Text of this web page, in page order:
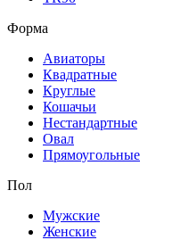
Форма
Авиаторы
Квадратные
Круглые
Кошачьи
Нестандартные
Овал
Прямоугольные
Пол
Мужские
Женские